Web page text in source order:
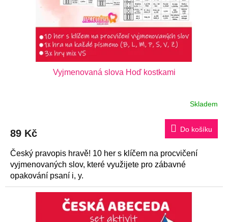
Vyjmenovaná slova Hoď kostkami
je
5,0
5
hvězdiček.
Skladem
89 Kč Do košíku
Český pravopis hravě! 10 her s klíčem na procvičení
vyjmenovaných slov, které využijete pro zábavné
opakování psaní i, y.